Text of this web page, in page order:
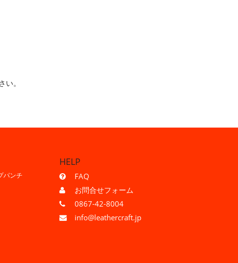
い。
パンチ
HELP
FAQ
お問合せフォーム
0867-42-8004
info@leathercraft.jp